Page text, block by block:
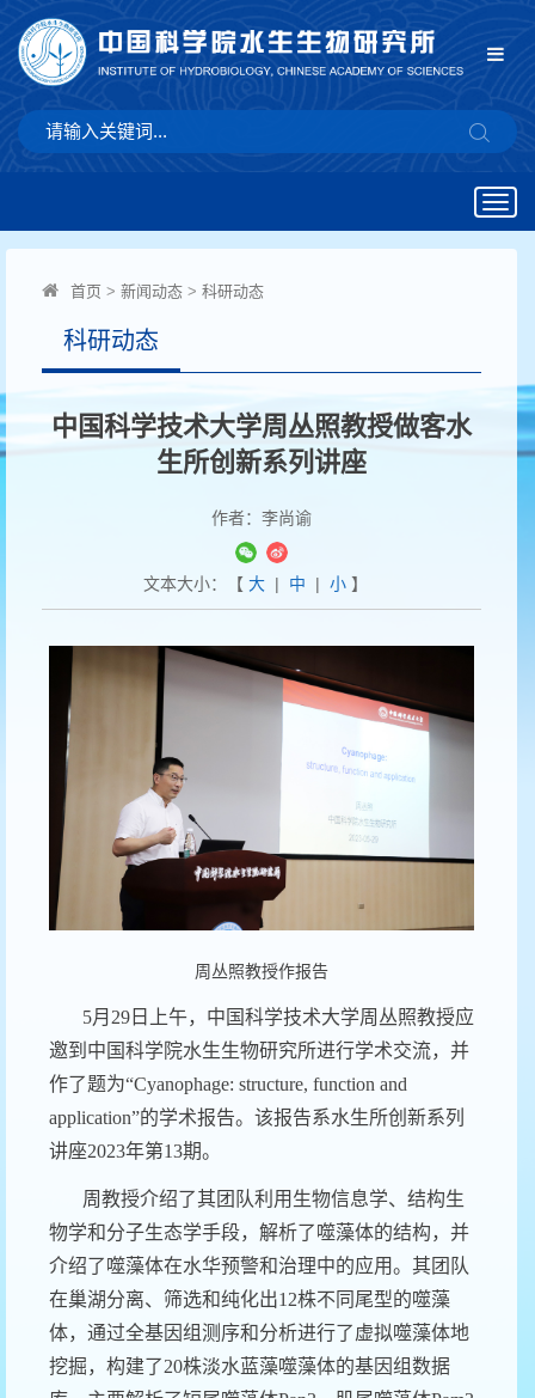
首页 > 新闻动态 > 科研动态
科研动态
中国科学技术大学周丛照教授做客水
生所创新系列讲座
作者：李尚谕
文本大小：【 大| 中 | 小】
周丛照教授作报告
5月 29 日上午，中国科学技术大学周丛照教授应
邀到中国科学院水生生物研究所进行学术交流，并
作了题为“Cyanophage: structure, function and
application”的学术报告。该报告系水生所创新系列
讲座2023年第13期。
周教授介绍了其团队利用生物信息学、结构生
物学和分子生态学手段，解析了噬藻体的结构，并
介绍了噬藻体在水华预警和治理中的应用。其团队
在巢湖分离、筛选和纯化出12株不同尾型的噬藻
体，通过全基因组测序和分析进行了虚拟噬藻体地
挖掘，构建了20株淡水蓝藻噬藻体的基因组数据